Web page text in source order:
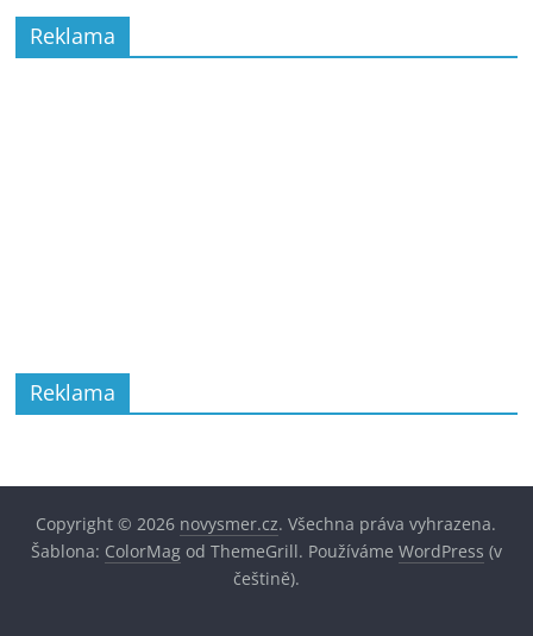
Reklama
Reklama
Copyright © 2026 novysmer.cz. Všechna práva vyhrazena.
Šablona: ColorMagod ThemeGrill. Používáme WordPress (v
češtině).